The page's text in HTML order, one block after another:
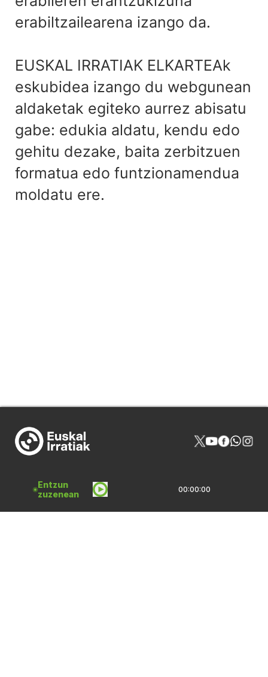
Entzun
zuzenean
00:00:00
erabiltzailearena izango da.
EUSKAL IRRATIAK ELKARTEAk
eskubidea izango du webgunean
aldaketak egiteko aurrez abisatu
gabe: edukia aldatu, kendu edo
gehitu dezake, baita zerbitzuen
formatua edo funtzionamendua
moldatu ere.
NOR GIRA HARREMANAK